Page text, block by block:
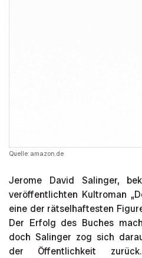
Quelle: amazon.de
Jerome David Salinger,
veröffentlichten Kultroman
eine der rätselhaftesten
Der Erfolg des Buches
doch Salinger zog sich
der Öffentlichkeit